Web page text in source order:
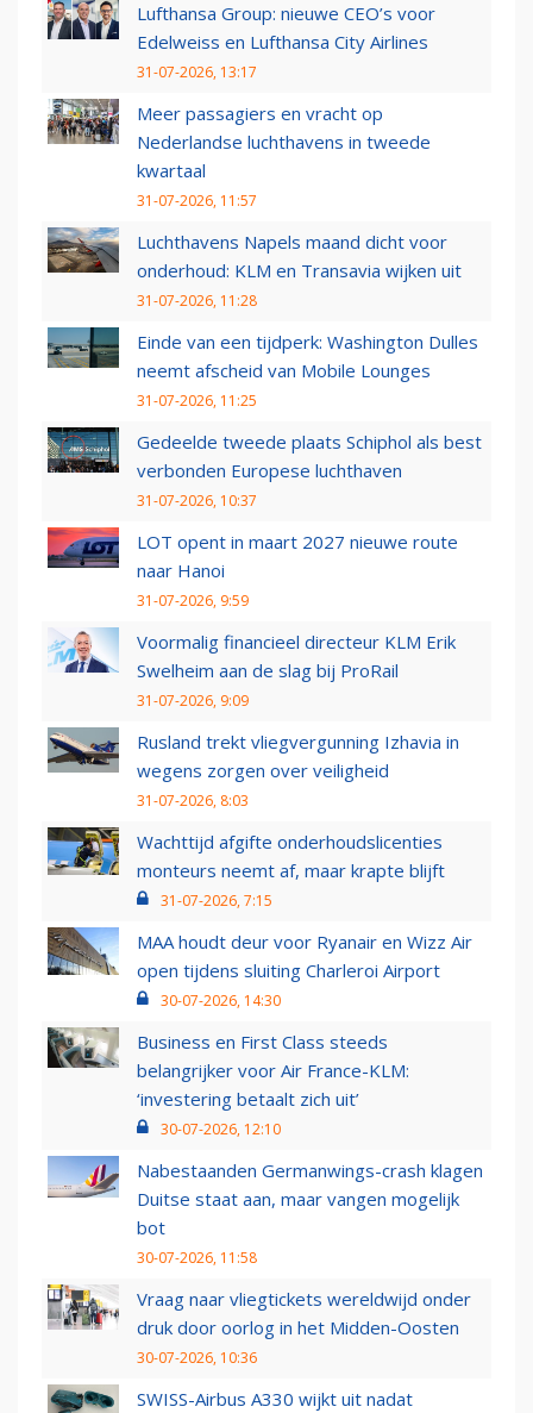
Lufthansa Group: nieuwe CEO’s voor
Edelweiss en Lufthansa City Airlines
31-07-2026, 13:17
Meer passagiers en vracht op
Nederlandse luchthavens in tweede
kwartaal
31-07-2026, 11:57
Luchthavens Napels maand dicht voor
onderhoud: KLM en Transavia wijken uit
31-07-2026, 11:28
Einde van een tijdperk: Washington Dulles
neemt afscheid van Mobile Lounges
31-07-2026, 11:25
Gedeelde tweede plaats Schiphol als best
verbonden Europese luchthaven
31-07-2026, 10:37
LOT opent in maart 2027 nieuwe route
naar Hanoi
31-07-2026, 9:59
Voormalig financieel directeur KLM Erik
Swelheim aan de slag bij ProRail
31-07-2026, 9:09
Rusland trekt vliegvergunning Izhavia in
wegens zorgen over veiligheid
31-07-2026, 8:03
Wachttijd afgifte onderhoudslicenties
monteurs neemt af, maar krapte blijft
31-07-2026, 7:15
MAA houdt deur voor Ryanair en Wizz Air
open tijdens sluiting Charleroi Airport
30-07-2026, 14:30
Business en First Class steeds
belangrijker voor Air France-KLM:
‘investering betaalt zich uit’
30-07-2026, 12:10
Nabestaanden Germanwings-crash klagen
Duitse staat aan, maar vangen mogelijk
bot
30-07-2026, 11:58
Vraag naar vliegtickets wereldwijd onder
druk door oorlog in het Midden-Oosten
30-07-2026, 10:36
SWISS-Airbus A330 wijkt uit nadat